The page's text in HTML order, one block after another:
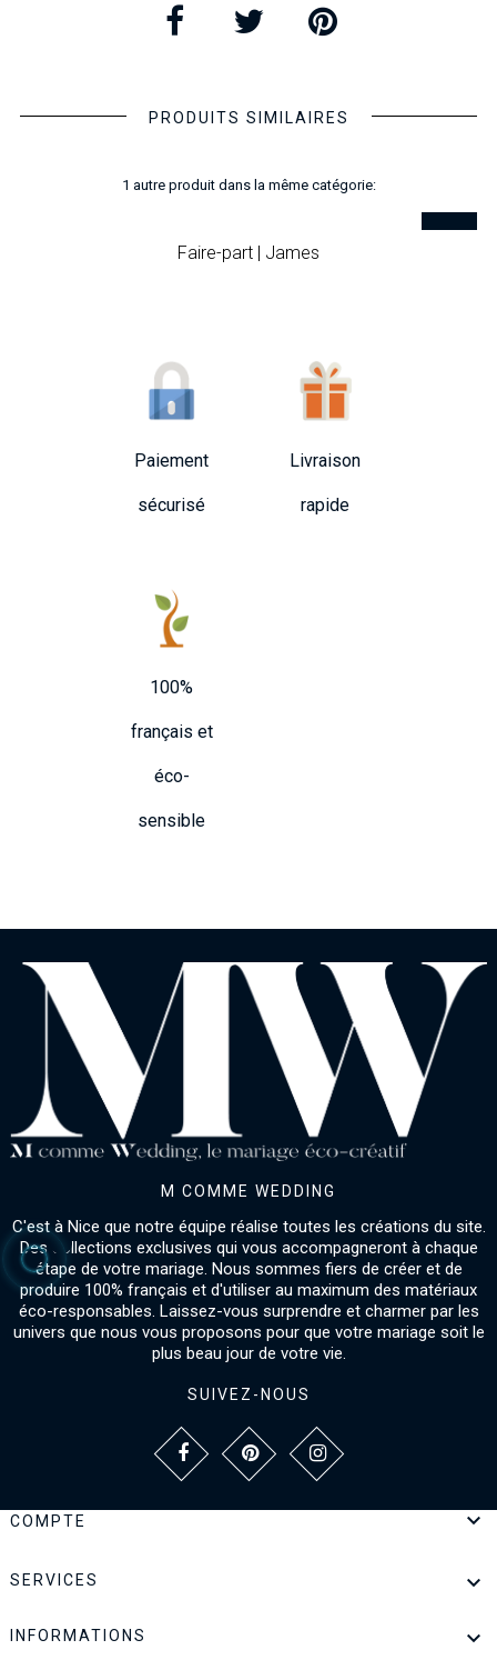
PRODUITS SIMILAIRES
1 autre produit dans la même catégorie:
Faire-part | James
Paiement
sécurisé
Livraison
rapide
100%
français et
éco-
sensible
M COMME WEDDING
C'est à Nice que notre équipe réalise toutes les créations du site.
Des collections exclusives qui vous accompagneront à chaque
étape de votre mariage. Nous sommes fiers de créer et de
produire 100% français et d'utiliser au maximum des matériaux
éco-responsables. Laissez-vous surprendre et charmer par les
univers que nous vous proposons pour que votre mariage soit le
plus beau jour de votre vie.
SUIVEZ-NOUS
COMPTE 
SERVICES 
INFORMATIONS 